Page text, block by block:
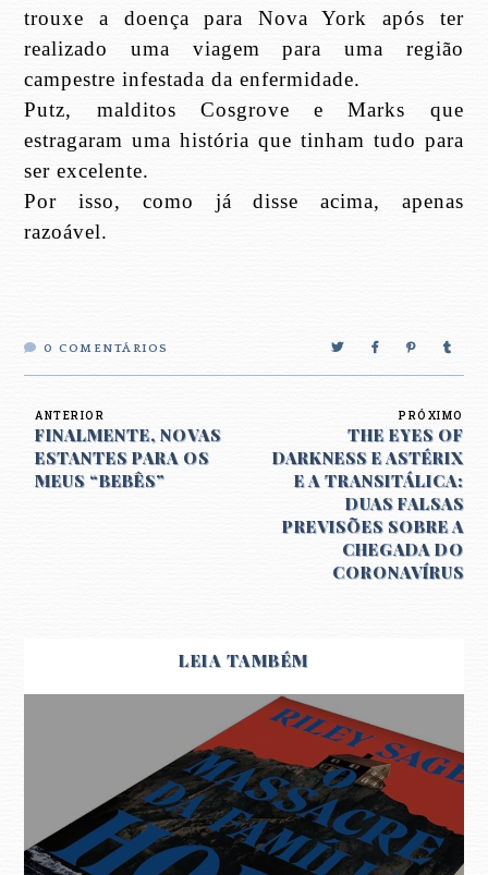
trouxe a doença para Nova York após ter
realizado uma viagem para uma região
campestre infestada da enfermidade.
Putz, malditos Cosgrove e Marks que
estragaram uma história que tinham tudo para
ser excelente.
Por isso, como já disse acima, apenas
razoável.
0 COMENTÁRIOS
ANTERIOR
FINALMENTE, NOVAS
ESTANTES PARA OS
MEUS “BEBÊS”
PRÓXIMO
THE EYES OF
DARKNESS E ASTÉRIX
E A TRANSITÁLICA:
DUAS FALSAS
PREVISÕES SOBRE A
CHEGADA DO
CORONAVÍRUS
LEIA TAMBÉM